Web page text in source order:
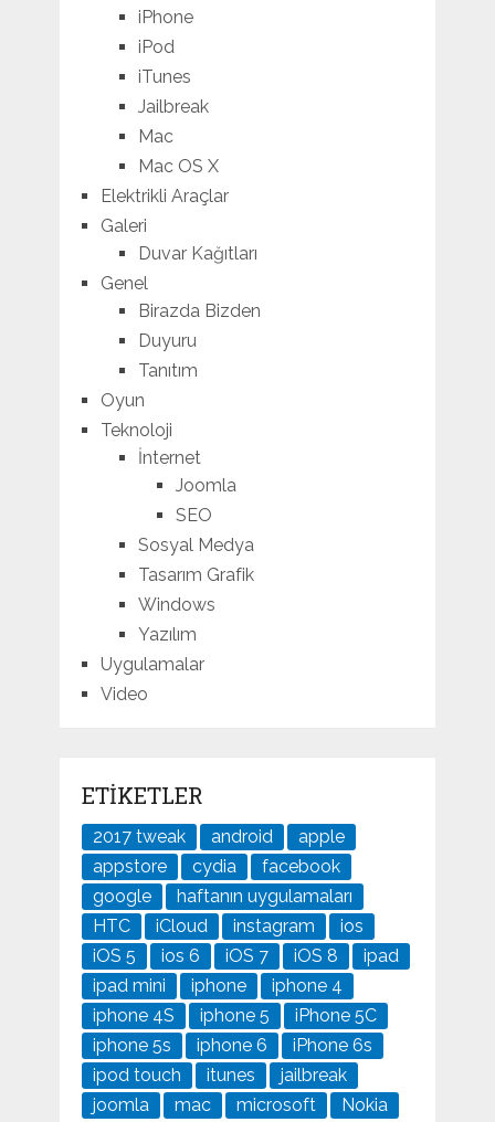
iPhone
iPod
iTunes
Jailbreak
Mac
Mac OS X
Elektrikli Araçlar
Galeri
Duvar Kağıtları
Genel
Birazda Bizden
Duyuru
Tanıtım
Oyun
Teknoloji
İnternet
Joomla
SEO
Sosyal Medya
Tasarım Grafik
Windows
Yazılım
Uygulamalar
Video
ETIKETLER
2017 tweak android
apple
appstore
cydia
facebook
google
haftanın uygulamaları
HTC
iCloud instagram
ios
iOS 5
ios 6 iOS 7 iOS 8
ipad
ipad mini
iphone
iphone 4
iphone 4S
iphone 5
iPhone 5C
iphone 5s
iphone 6
iPhone 6s
ipod touch
itunes
jailbreak
joomla
mac microsoft Nokia